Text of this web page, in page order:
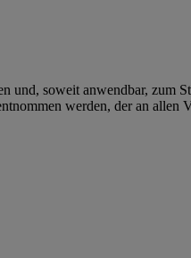
und, soweit anwendbar, zum
werden, der an